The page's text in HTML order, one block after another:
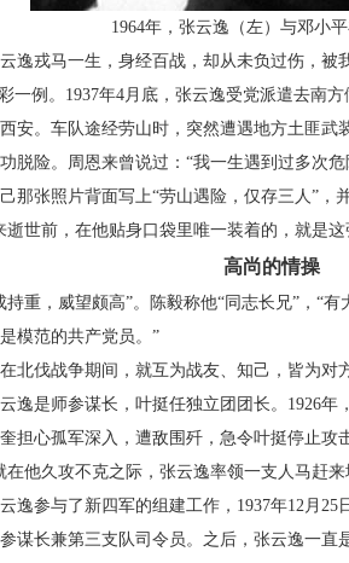
1964年，张云逸（左）与邓小
戎马一生，身经百战，却从未负过伤，被我
例。1937年4月底，张云逸受党派遣去南方
安。车队途经劳山时，突然遭遇地方土匪武
脱险。周恩来曾说过：“我一生遇到过多次
那张照片背面写上“劳山遇险，仅存三人”，
逝世前，在他贴身口袋里唯一装着的，就是这
高尚的情操
，威望颇高”。陈毅称他“同志长兄”，“有
模范的共产党员。”
伐战争期间，就互为战友、知己，皆为对
逸是师参谋长，叶挺任独立团团长。1926
担心孤军深入，遭敌围歼，急令叶挺停止攻
他久攻不克之际，张云逸率领一支人马赶来
参与了新四军的组建工作，1937年12月25
谋长兼第三支队司令员。之后，张云逸一直